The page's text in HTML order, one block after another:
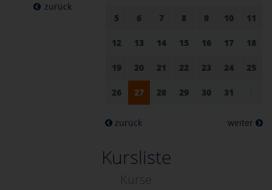
5 6 7 8 9 10 11
12 13 14 15 16 17 18
19 20 21 22 23 24 25
26 27 28 29 30 31
zurück weiter
zurück
Kursliste
Kurse